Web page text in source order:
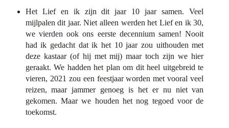
Het Lief en ik zijn dit jaar 10 jaar samen. Veel
mijlpalen dit jaar. Niet alleen werden het Lief en ik 30,
we vierden ook ons eerste decennium samen! Nooit
had ik gedacht dat ik het 10 jaar zou uithouden met
deze kastaar (of hij met mij) maar toch zijn we hier
geraakt. We hadden het plan om dit heel uitgebreid te
vieren, 2021 zou een feestjaar worden met vooral veel
reizen, maar jammer genoeg is het er nu niet van
gekomen. Maar we houden het nog tegoed voor de
toekomst.